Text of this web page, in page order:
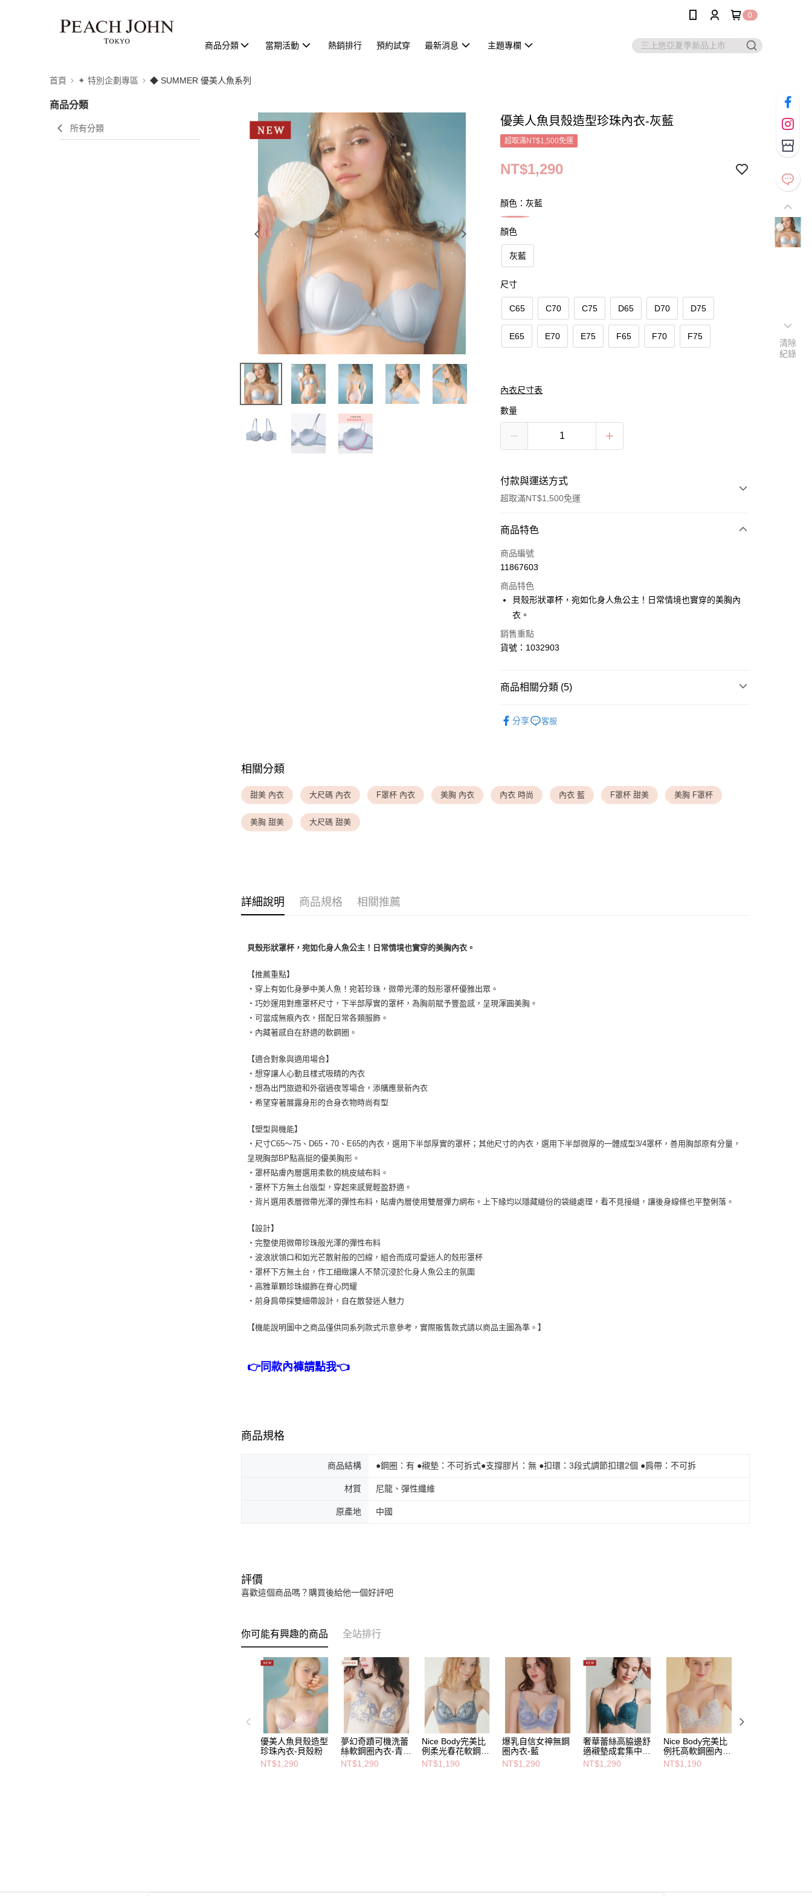
0
商品分類 當期活動 熱銷排行 預約試穿 最新消息 主題專欄
首頁 ✦ 特別企劃專區 ◆ SUMMER 優美人魚系列
商品分類
所有分類
優美人魚貝殼造型珍珠內衣-灰藍
超取滿NT$1,500免運
NT$1,290
顏色：灰藍
顏色
灰藍
尺寸
C65 C70 C75 D65 D70 D75
E65 E70 E75 F65 F70 F75
內衣尺寸表
數量
付款與運送方式
超取滿NT$1,500免運
付款方式
信用卡一次付款
LINE Pay
Apple Pay
全家取貨付款
付款後全家取貨
<無合作配送請勿選取>付款後萊爾富取貨
商品特色
商品編號
11867603
商品特色
貝殼形狀罩杯，宛如化身人魚公主！日常情境也實穿的美胸內
衣。
銷售重點
貨號：1032903
商品相關分類 (5)
✦ 2026 夏季新品
分享 客服
相關分類
甜美 內衣 大尺碼 內衣 F罩杯 內衣 美胸 內衣 內衣 時尚 內衣 藍 F罩杯 甜美 美胸 F罩杯
美胸 甜美 大尺碼 甜美
詳細說明 商品規格 相關推薦
貝殼形狀罩杯，宛如化身人魚公主！日常情境也實穿的美胸內衣。
【推薦重點】
・穿上有如化身夢中美人魚！宛若珍珠，微帶光澤的殼形罩杯優雅出眾。
・巧妙運用對應罩杯尺寸，下半部厚實的罩杯，為胸前賦予豐盈感，呈現渾圓美胸。
・可當成無痕內衣，搭配日常各類服飾。
・內藏著感自在舒適的軟鋼圈。
【適合對象與適用場合】
・想穿讓人心動且樣式吸睛的內衣
・想為出門旅遊和外宿過夜等場合，添購應景新內衣
・希望穿著展露身形的合身衣物時尚有型
【塑型與機能】
・尺寸C65～75、D65・70、E65的內衣，選用下半部厚實的罩杯；其他尺寸的內衣，選用下半部微厚的一體成型3/4罩杯，善用胸部原有分量，
呈現胸部BP點高挺的優美胸形。
・罩杯貼膚內層選用柔軟的桃皮絨布料。
・罩杯下方無土台版型，穿起來感覺輕盈舒適。
・背片選用表層微帶光澤的彈性布料，貼膚內層使用雙層彈力網布。上下緣均以隱藏縫份的袋縫處理，看不見接縫，讓後身線條也平整俐落。
【設計】
・完整使用微帶珍珠般光澤的彈性布料
・波浪狀領口和如光芒散射般的凹線，組合而成可愛迷人的殼形罩杯
・罩杯下方無土台，作工細緻讓人不禁沉浸於化身人魚公主的氛圍
・高雅單顆珍珠綴飾在脊心閃耀
・前身肩帶採雙細帶設計，自在散發迷人魅力
【機能說明圖中之商品僅供同系列款式示意參考，實際販售款式請以商品主圖為準。】
👉同款內褲請點我👈
商品規格
商品結構 ●鋼圈：有 ●襯墊：不可拆式●支撐膠片：無 ●扣環：3段式調節扣環2個 ●肩帶：不可拆
材質 尼龍、彈性纖維
原產地 中國
評價
喜歡這個商品嗎？購買後給他一個好評吧
你可能有興趣的商品 全站排行
優美人魚貝殼造型
珍珠內衣-貝殼粉
NT$1,290
夢幻奇蹟可機洗蕾
絲軟鋼圈內衣-青瓷
藍
NT$1,290
Nice Body完美比
例柔光春花軟鋼圈
內衣-藍
NT$1,190
爆乳自信女神無鋼
圈內衣-藍
NT$1,290
奢華蕾絲高脇邊舒
適襯墊成套集中內
衣組-深海藍
NT$1,290
Nice Body完美比
例托高軟鋼圈內衣-
夢幻藍
NT$1,190
清除
紀錄